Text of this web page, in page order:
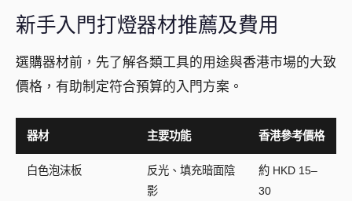
新手入門打燈器材推薦及費用
選購器材前，先了解各類工具的用途與香港市場的大致
價格，有助制定符合預算的入門方案。
器材 主要功能 香港參考價格
白色泡沫板
反光、填充暗面陰
影
約 HKD 15–
30